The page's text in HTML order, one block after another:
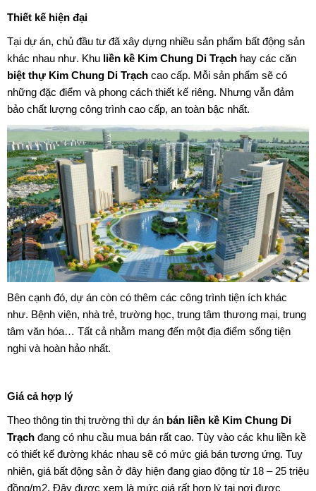
Thiết kế hiện đại
Tại dự án, chủ đầu tư đã xây dựng nhiều sản phẩm bất động sản
khác nhau như. Khu liền kề Kim Chung Di Trạch hay các căn
biệt thự Kim Chung Di Trạch cao cấp. Mỗi sản phẩm sẽ có
những đặc điểm và phong cách thiết kế riêng. Nhưng vẫn đảm
bảo chất lượng công trình cao cấp, an toàn bậc nhất.
Bên cạnh đó, dự án còn có thêm các công trình tiện ích khác
như. Bệnh viện, nhà trẻ, trường học, trung tâm thương mại, trung
tâm văn hóa… Tất cả nhằm mang đến một địa điểm sống tiện
nghi và hoàn hảo nhất.
Giá cả hợp lý
Theo thông tin thị trường thì dự án bán liền kề Kim Chung Di
Trạch đang có nhu cầu mua bán rất cao. Tùy vào các khu liền kề
có thiết kế đường khác nhau sẽ có mức giá bán tương ứng. Tuy
nhiên, giá bất động sản ở đây hiện đang giao động từ 18 – 25 triệu
đồng/m2. Đây được xem là mức giá rất hợp lý tại nơi được